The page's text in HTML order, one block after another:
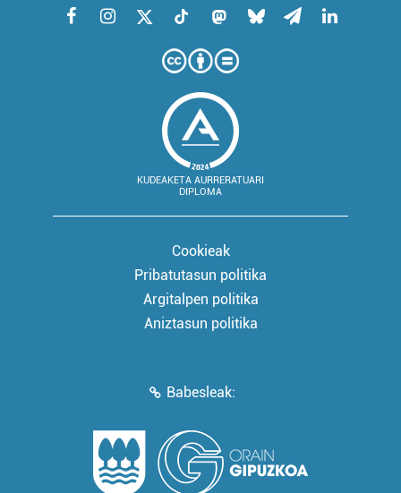
KUDEAKETA AURRERATUARI
DIPLOMA
Cookieak
Pribatutasun politika
Argitalpen politika
Aniztasun politika
Babesleak: